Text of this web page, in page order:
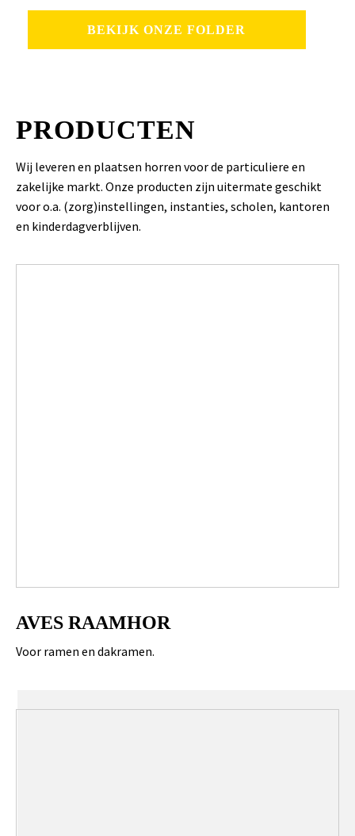
BEKIJK ONZE FOLDER
PRODUCTEN
Wij leveren en plaatsen horren voor de particuliere en
zakelijke markt. Onze producten zijn uitermate geschikt
voor o.a. (zorg)instellingen, instanties, scholen, kantoren
en kinderdagverblijven.
AVES RAAMHOR
Voor ramen en dakramen.